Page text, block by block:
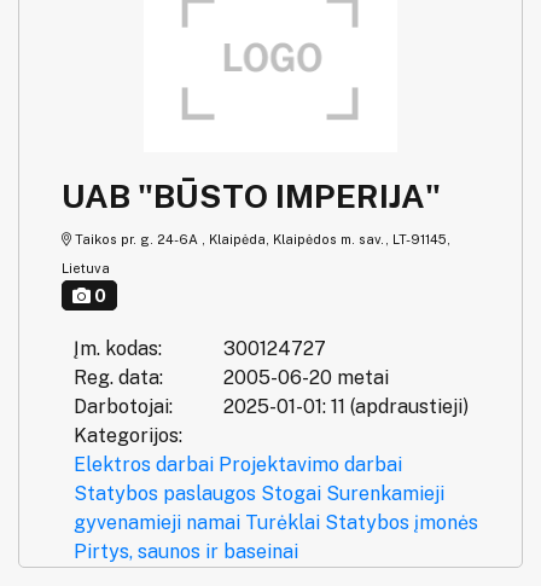
UAB "BŪSTO IMPERIJA"
Taikos pr. g. 24-6A , Klaipėda, Klaipėdos m. sav., LT-91145,
Lietuva
0
Įm. kodas:
300124727
Reg. data:
2005-06-20 metai
Darbotojai:
2025-01-01: 11 (apdraustieji)
Kategorijos:
Elektros darbai Projektavimo darbai
Statybos paslaugos Stogai Surenkamieji
gyvenamieji namai Turėklai Statybos įmonės
Pirtys, saunos ir baseinai